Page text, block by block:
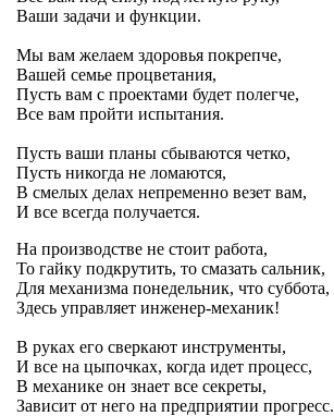
Ваши задачи и функции.
Мы вам желаем здоровья покрепче,
Вашей семье процветания,
Пусть вам с проектами будет полегче,
Все вам пройти испытания.
Пусть ваши планы сбываются четко,
Пусть никогда не ломаются,
В смелых делах непременно везет вам,
И все всегда получается.
На производстве не стоит работа,
То гайку подкрутить, то смазать сальник,
Для механизма понедельник, что суббота,
Здесь управляет инженер-механик!
В руках его сверкают инструменты,
И все на цыпочках, когда идет процесс,
В механике он знает все секреты,
Зависит от него на предприятии прогресс.